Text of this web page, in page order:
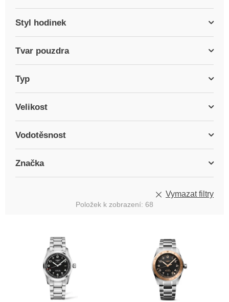
Styl hodinek
Tvar pouzdra
Typ
Velikost
Vodotěsnost
Značka
Vymazat filtry
Položek k zobrazení: 68